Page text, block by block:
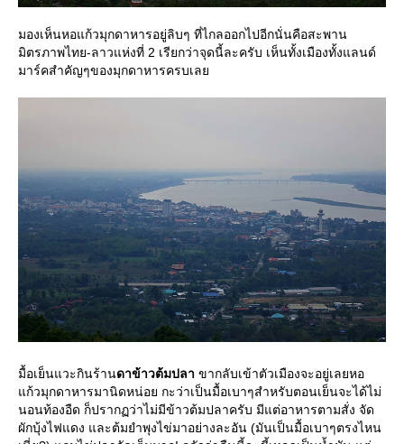
มองเห็นหอแก้วมุกดาหารอยู่ลิบๆ ที่ไกลออกไปอีกนั่นคือสะพาน
มิตรภาพไทย-ลาวแห่งที่ 2 เรียกว่าจุดนี้ละครับ เห็นทั้งเมืองทั้งแลนด์
มาร์คสำคัญๆของมุกดาหารครบเล
มื้อเย็นแวะกินร้านดาข้าวต้มปลา ขากลับเข้าตัวเมืองจะอยู่เลยหอ
ก้วมุกดาหารมานิดหน่อย กะว่าเป็นมื้อเบาๆสำหรับตอนเย็นจะได้ไม่
นอนท้องอืด ก็ปรากฏว่าไม่มีข้าวต้มปลาครับ มีแต่อาหารตามสั่ง จัด
ผักบุ้งไฟแดง และต้มยำพุงไข่มาอย่างละอัน (มันเป็นมื้อเบาๆตรงไหน